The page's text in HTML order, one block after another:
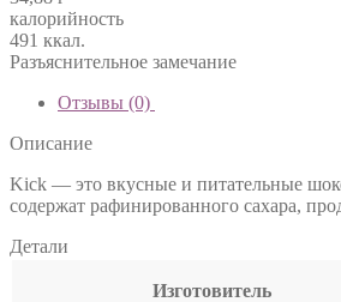
калорийность
491 ккал.
Разъяснительное замечание
Отзывы (0)
Описание
Kick — это вкусные и питательные
содержат рафинированного сахара,
Детали
Изготовитель